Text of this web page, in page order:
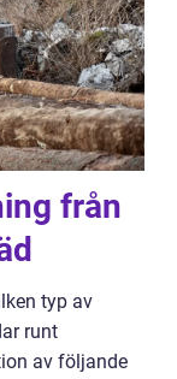
från
typ av
runt
av följande